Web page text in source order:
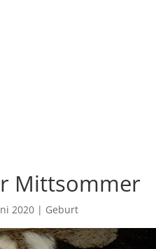
Mittsommer
2020 | Geburt